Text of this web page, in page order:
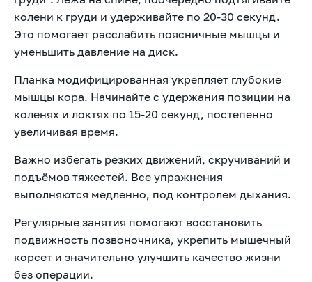
колени к груди и удерживайте по 20-30 секунд.
Это помогает расслабить поясничные мышцы и
уменьшить давление на диск.
Планка модифицированная укрепляет глубокие
мышцы кора. Начинайте с удержания позиции на
коленях и локтях по 15-20 секунд, постепенно
увеличивая время.
Важно избегать резких движений, скручиваний и
подъёмов тяжестей. Все упражнения
выполняются медленно, под контролем дыхания.
Регулярные занятия помогают восстановить
подвижность позвоночника, укрепить мышечный
корсет и значительно улучшить качество жизни
без операции.